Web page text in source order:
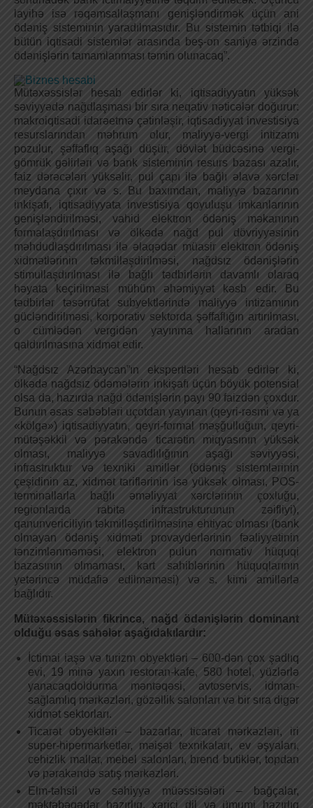
layihə isə rəqəmsallaşmanı genişləndirmək üçün ani
ödəniş sisteminin yaradılmasıdır. Bu sistemin tətbiqi ilə
bütün iqtisadi sistemlər arasında beş-on saniyə ərzində
ödənişlərin tamamlanması təmin olunacaq”.
Mütəxəssislər hesab edirlər ki, iqtisadiyyatın yüksək
səviyyədə nağdlaşması bir sıra neqativ nəticələr doğurur:
makroiqtisadi idarəetmə çətinləşir, iqtisadiyyat investisiya
resurslarından məhrum olur, maliyyə-vergi intizamı
pozulur, şəffaflıq aşağı düşür, dövlət büdcəsinə vergi-
gömrük gəlirləri və bank sisteminin resurs bazası azalır,
faiz dərəcələri yüksəlir, pul çapı ilə bağlı əlavə xərclər
meydana çıxır və s. Bu baxımdan, maliyyə bazarının
inkişafı, iqtisadiyyata investisiya qoyuluşu imkanlarının
genişləndirilməsi, vahid elektron ödəniş məkanının
formalaşdırılması və ölkədə nağd pul dövriyyəsinin
məhdudlaşdırılması ilə əlaqədar müasir elektron ödəniş
xidmətlərinin təkmilləşdirilməsi, nağdsız ödənişlərin
stimullaşdırılması ilə bağlı tədbirlərin davamlı olaraq
həyata keçirilməsi mühüm əhəmiyyət kəsb edir. Bu
tədbirlər təsərrüfat subyektlərində maliyyə intizamının
gücləndirilməsi, korporativ sektorda şəffaflığın artırılması,
o cümlədən vergidən yayınma hallarının aradan
qaldırılmasına xidmət edir.
“Nağdsız Azərbaycan”ın eks­pertləri hesab edirlər ki,
ölkədə nağdsız ödəmələrin inkişafı üçün böyük potensial
olsa da, hazırda nağd ödənişlərin payı 90 faizdən çoxdur.
Bunun əsas səbəbləri uçotdan yayınan (qeyri-rəsmi və ya
«kölgə») iqtisadiyyatın, qeyri-formal məşğulluğun, qeyri-
mütəşəkkil və pərakəndə ticarətin miqyasının yüksək
olması, maliyyə savadlılığının aşağı səviyyəsi,
infrastruktur və texniki amillər (ödəniş sistemlərinin
çeşidinin az, xidmət tariflərinin isə yüksək olması, POS-
terminallarla bağlı əməliyyat xərclərinin çoxluğu,
regionlarda rabitə infrastrukturunun zəifliyi),
qanunvericiliyin təkmilləşdirilməsinə ehtiyac olması (bank
olmayan ödəniş xidməti provayderlərinin fəaliyyətinin
tənzimlənməməsi, elektron pulun normativ hüquqi
bazasının olmaması, kart sahiblərinin hüquqlarının
yetərincə müdafiə edilməməsi) və s. kimi amillərlə
bağlıdır.
Mütəxəssislərin fikrincə, nağd ödənişlərin dominant
olduğu əsas sahələr aşağıdakılardır:
İctimai iaşə və turizm obyektləri – 600-dən çox şadlıq
evi, 19 minə yaxın restoran-kafe, 580 hotel, yüzlərlə
yanacaqdoldurma məntəqəsi, avtoservis, idman-
sağlamlıq mərkəzləri, gözəllik salonları və bir sıra digər
xidmət sektorları.
Ticarət obyektləri – bazarlar, ticarət mərkəzləri, iri
super-hipermarketlər, məişət texnikaları, ev əşyaları,
cehizlik mallar, mebel salonları, brend butiklər, topdan
və pərakəndə satış mərkəzləri.
Elm-təhsil və səhiyyə müəssisələri – bağçalar,
məktəbəqədər hazırlıq, xarici dil və ümumi hazırlıq